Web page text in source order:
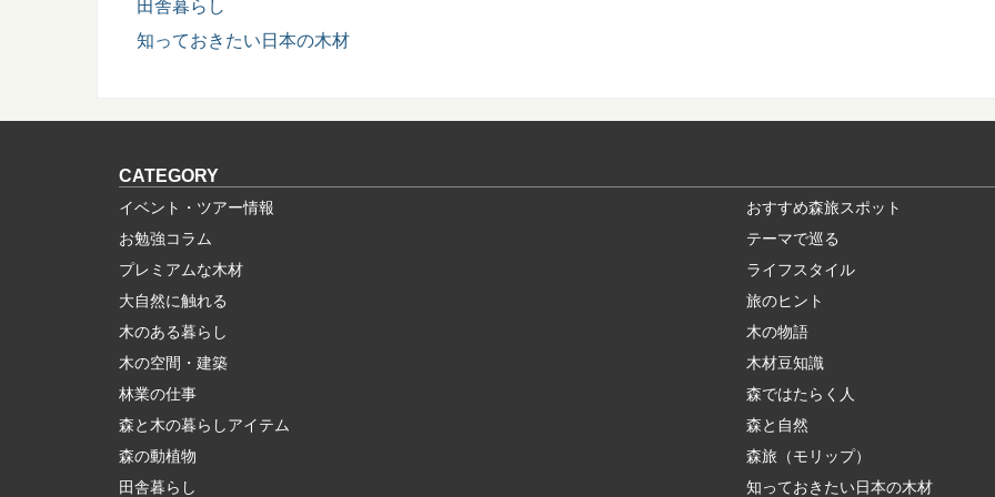
田舎暮らし
知っておきたい日本の木材
CATEGORY
イベント・ツアー情報
おすすめ森旅スポット
お勉強コラム
テーマで巡る
プレミアムな木材
ライフスタイル
大自然に触れる
旅のヒント
木のある暮らし
木の物語
木の空間・建築
木材豆知識
林業の仕事
森ではたらく人
森と木の暮らしアイテム
森と自然
森の動植物
森旅（モリップ）
田舎暮らし
知っておきたい日本の木材